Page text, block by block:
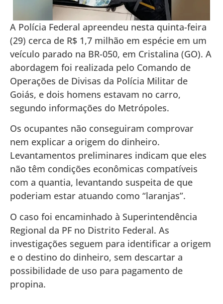
A Polícia Federal apreendeu nesta quinta-feira
(29) cerca de R$ 1,7 milhão em espécie em um
veículo parado na BR-050, em Cristalina (GO). A
abordagem foi realizada pelo Comando de
Operações de Divisas da Polícia Militar de
Goiás, e dois homens estavam no carro,
segundo informações do Metrópoles.
Os ocupantes não conseguiram comprovar
nem explicar a origem do dinheiro.
Levantamentos preliminares indicam que eles
não têm condições econômicas compatíveis
com a quantia, levantando suspeita de que
poderiam estar atuando como “laranjas”.
O caso foi encaminhado à Superintendência
Regional da PF no Distrito Federal. As
investigações seguem para identificar a origem
e o destino do dinheiro, sem descartar a
possibilidade de uso para pagamento de
propina.